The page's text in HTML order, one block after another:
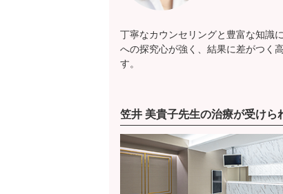
丁寧なカウンセリングと豊富な知識
への探究心が強く、結果に差がつく
す。
笠井 美貴子先生の治療が受けら